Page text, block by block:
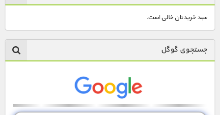
سبد خریدتان خالی است.
جستجوی گوگل